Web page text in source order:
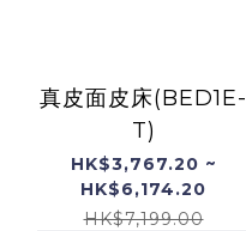
真皮面皮床(BED1E-
T)
HK$3,767.20 ~
HK$6,174.20
HK$7,199.00